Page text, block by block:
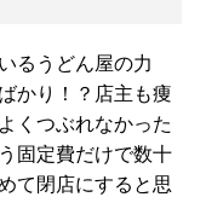
るうどん屋の力
かり！？店主も痩
くつぶれなかった
固定費だけで数十
て閉店にすると思